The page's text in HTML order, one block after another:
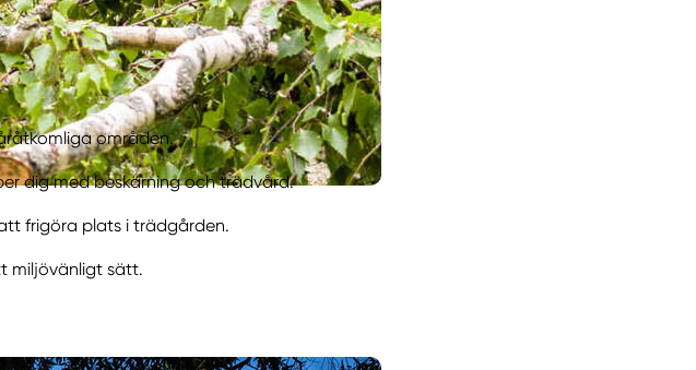
områden.
dig med beskärning och trädvård.
frigöra plats i trädgården.
miljövänligt sätt.